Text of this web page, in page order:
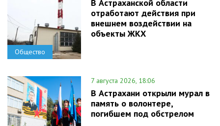
Общество
В Астраханской области
отработают действия при
внешнем воздействии на
объекты ЖКХ
7 августа 2026, 18:06
В Астрахани открыли мурал в
память о волонтере,
погибшем под обстрелом